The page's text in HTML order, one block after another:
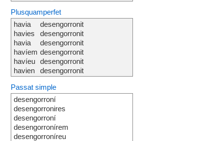
Plusquamperfet
havia
havies
havia
havíem
havíeu
havien
desengorronit
desengorronit
desengorronit
desengorronit
desengorronit
desengorronit
Passat simple
desengorroní
desengorronires
desengorroní
desengorronírem
desengorroníreu